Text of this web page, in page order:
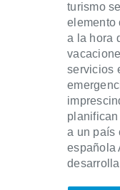
turismo
elemento
a la hora
servicios
a un país
española